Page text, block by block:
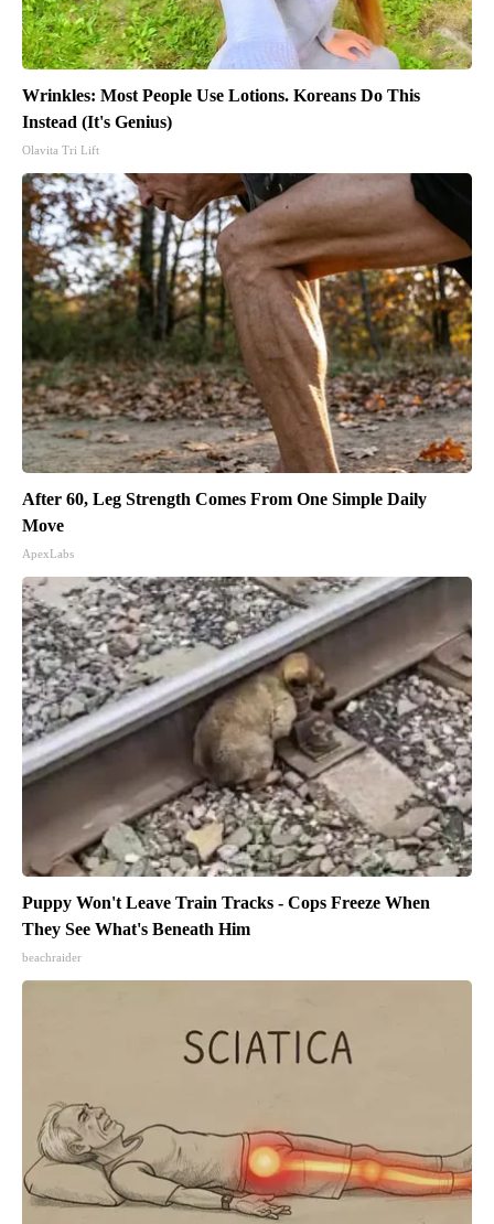
Wrinkles: Most People Use Lotions. Koreans Do This
Instead (It's Genius)
Olavita Tri Lift
After 60, Leg Strength Comes From One Simple Daily
Move
ApexLabs
Puppy Won't Leave Train Tracks - Cops Freeze When
They See What's Beneath Him
beachraider